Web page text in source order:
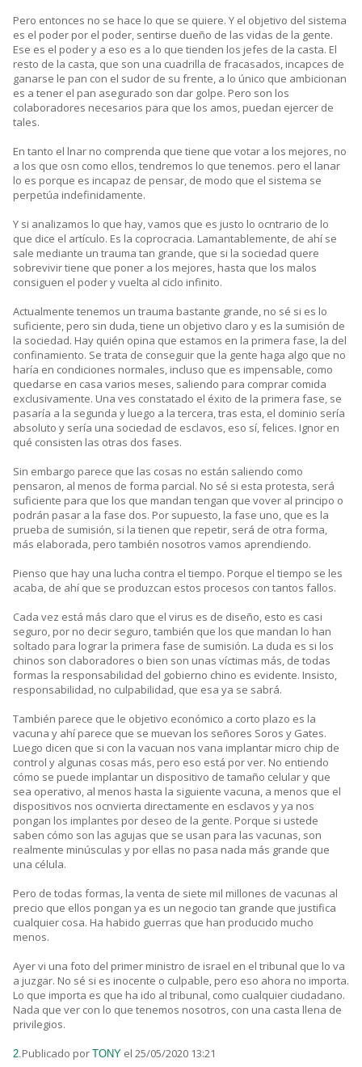
Pero entonces no se hace lo que se quiere. Y el objetivo del sistema
es el poder por el poder, sentirse dueño de las vidas de la gente.
Ese es el poder y a eso es a lo que tienden los jefes de la casta. El
resto de la casta, que son una cuadrilla de fracasados, incapces de
ganarse le pan con el sudor de su frente, a lo único que ambicionan
es a tener el pan asegurado son dar golpe. Pero son los
colaboradores necesarios para que los amos, puedan ejercer de
tales.
En tanto el lnar no comprenda que tiene que votar a los mejores, no
a los que osn como ellos, tendremos lo que tenemos. pero el lanar
lo es porque es incapaz de pensar, de modo que el sistema se
perpetúa indefinidamente.
Y si analizamos lo que hay, vamos que es justo lo ocntrario de lo
que dice el artículo. Es la coprocracia. Lamantablemente, de ahí se
sale mediante un trauma tan grande, que si la sociedad quere
sobrevivir tiene que poner a los mejores, hasta que los malos
consiguen el poder y vuelta al ciclo infinito.
Actualmente tenemos un trauma bastante grande, no sé si es lo
suficiente, pero sin duda, tiene un objetivo claro y es la sumisión de
la sociedad. Hay quién opina que estamos en la primera fase, la del
confinamiento. Se trata de conseguir que la gente haga algo que no
haría en condiciones normales, incluso que es impensable, como
quedarse en casa varios meses, saliendo para comprar comida
exclusivamente. Una ves constatado el éxito de la primera fase, se
pasaría a la segunda y luego a la tercera, tras esta, el dominio sería
absoluto y sería una sociedad de esclavos, eso sí, felices. Ignor en
qué consisten las otras dos fases.
Sin embargo parece que las cosas no están saliendo como
pensaron, al menos de forma parcial. No sé si esta protesta, será
suficiente para que los que mandan tengan que vover al principo o
podrán pasar a la fase dos. Por supuesto, la fase uno, que es la
prueba de sumisión, si la tienen que repetir, será de otra forma,
más elaborada, pero también nosotros vamos aprendiendo.
Pienso que hay una lucha contra el tiempo. Porque el tiempo se les
acaba, de ahí que se produzcan estos procesos con tantos fallos.
Cada vez está más claro que el virus es de diseño, esto es casi
seguro, por no decir seguro, también que los que mandan lo han
soltado para lograr la primera fase de sumisión. La duda es si los
chinos son claboradores o bien son unas víctimas más, de todas
formas la responsabilidad del gobierno chino es evidente. Insisto,
responsabilidad, no culpabilidad, que esa ya se sabrá.
También parece que le objetivo económico a corto plazo es la
vacuna y ahí parece que se muevan los señores Soros y Gates.
Luego dicen que si con la vacuan nos vana implantar micro chip de
control y algunas cosas más, pero eso está por ver. No entiendo
cómo se puede implantar un dispositivo de tamaño celular y que
sea operativo, al menos hasta la siguiente vacuna, a menos que el
dispositivos nos ocnvierta directamente en esclavos y ya nos
pongan los implantes por deseo de la gente. Porque si ustede
saben cómo son las agujas que se usan para las vacunas, son
realmente minúsculas y por ellas no pasa nada más grande que
una célula.
Pero de todas formas, la venta de siete mil millones de vacunas al
precio que ellos pongan ya es un negocio tan grande que justifica
cualquier cosa. Ha habido guerras que han producido mucho
menos.
Ayer vi una foto del primer ministro de israel en el tribunal que lo va
a juzgar. No sé si es inocente o culpable, pero eso ahora no importa.
Lo que importa es que ha ido al tribunal, como cualquier ciudadano.
Nada que ver con lo que tenemos nosotros, con una casta llena de
privilegios.
2.Publicado por TONY el 25/05/2020 13:21